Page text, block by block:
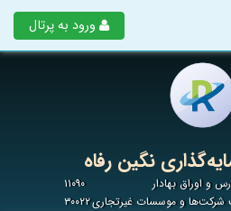
ورود به پرتال
نگین رفاه
و اوراق بهادار
۱۱۰۹۰
شرکت‌ها و موسسات غیرتجاری۳۰۰۲۲